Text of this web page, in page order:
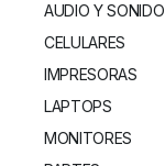
AUDIO Y SONIDO
CELULARES
IMPRESORAS
LAPTOPS
MONITORES